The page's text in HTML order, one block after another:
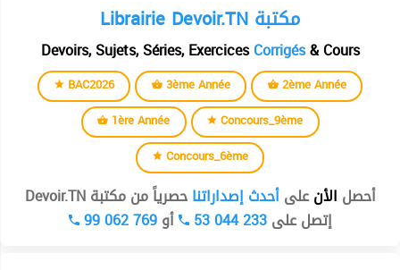
Librairie Devoir.TN مكتبة
Devoirs, Sujets, Séries, ExercicesCorrigés& Cours
BAC2026 3ème Année
2ème Année
1ère Année
Concours_9ème
Concours_6ème
أحصل الأنعلىأحدث إصداراتناحصرياً من مكتبة Devoir.TN
إتصل على53 044 233 أو99 062 769